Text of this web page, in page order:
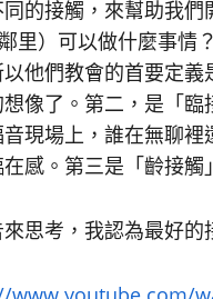
的接觸，來幫助我
里）可以做什麼事情
他們教會的首要定
像了。第二，是「
音現場上，誰在無聊
感。第三是「齡接
思考，我認為最好